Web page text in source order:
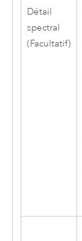
Détail
spectral
(Facultatif)